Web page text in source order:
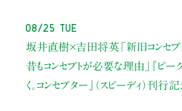
08/25 Tue
坂井直樹×吉田将英「新旧コンセ
昔もコンセプトが必要な理由」
『ピー
く。コンセプター』（スピーディ）刊行